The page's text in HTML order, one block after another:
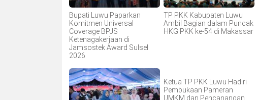
Bupati Luwu Paparkan
Komitmen Universal
Coverage BPJS
Ketenagakerjaan di
Jamsostek Award Sulsel
2026
TP PKK Kabupaten Luwu
Ambil Bagian dalam Puncak
HKG PKK ke-54 di Makassar
Ketua TP PKK Luwu Hadiri
Pembukaan Pameran
UMKM dan Pencanangan